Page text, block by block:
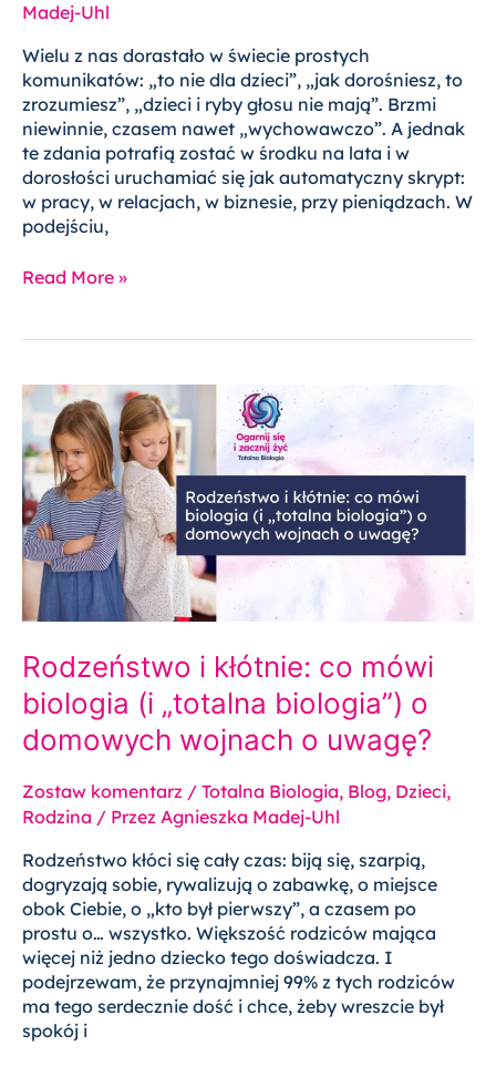
Madej-Uhl
Wielu z nas dorastało w świecie prostych
komunikatów: „to nie dla dzieci”, „jak dorośniesz, to
zrozumiesz”, „dzieci i ryby głosu nie mają”. Brzmi
niewinnie, czasem nawet „wychowawczo”. A jednak
te zdania potrafią zostać w środku na lata i w
dorosłości uruchamiać się jak automatyczny skrypt:
w pracy, w relacjach, w biznesie, przy pieniądzach. W
podejściu,
Read More »
Rodzeństwo i kłótnie: co mówi
biologia (i „totalna biologia”) o
domowych wojnach o uwagę?
Zostaw komentarz / Totalna Biologia, Blog, Dzieci,
Rodzina / Przez Agnieszka Madej-Uhl
Rodzeństwo kłóci się cały czas: biją się, szarpią,
dogryzają sobie, rywalizują o zabawkę, o miejsce
obok Ciebie, o „kto był pierwszy”, a czasem po
prostu o… wszystko. Większość rodziców mająca
więcej niż jedno dziecko tego doświadcza. I
podejrzewam, że przynajmniej 99% z tych rodziców
ma tego serdecznie dość i chce, żeby wreszcie był
spokój i
Rodzeństwo
i
kłótnie:
co
mówi
biologia
(i
„totalna
biologia”)
o
wojnach
o
uwagę?